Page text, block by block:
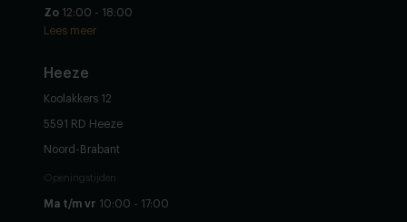
Zo 12:00 - 18:00
Lees meer
Heeze
Koolakkers 12
5591 RD Heeze
Noord-Brabant
Openingstijden
Ma t/m vr 10:00 - 17:00